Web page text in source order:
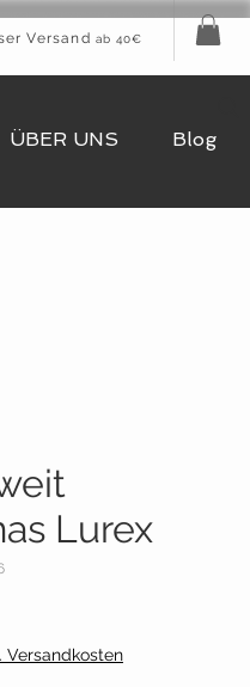
Versand ab 40€
ÜBER UNS Blog
Lurex
Versandkosten